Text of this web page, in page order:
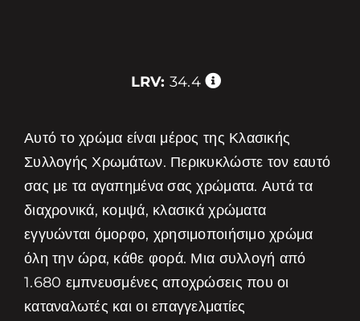
LRV: 34.4
Αυτό το χρώμα είναι μέρος της Κλασικής
Συλλογής Χρωμάτων. Περικυκλώστε τον εαυτό
σας με τα αγαπημένα σας χρώματα. Αυτά τα
διαχρονικά, κομψά, κλασικά χρώματα
εγγυώνται όμορφο, χρησιμοποιήσιμο χρώμα
όλη την ώρα, κάθε φορά. Μια συλλογή από
1.680 εμπνευσμένες αποχρώσεις που οι
καταναλωτές και οι επαγγελματίες